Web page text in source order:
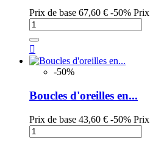
Prix de base 67,60 € -50% Prix

-50%
Boucles d'oreilles en...
Prix de base 43,60 € -50% Prix